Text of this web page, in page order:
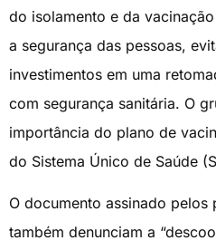
do isolamento e da
a segurança das pessoas,
investimentos em uma
com segurança sanitária. O
importância do plano de
do Sistema Único de Saúde
O documento assinado pelos
também denunciam a